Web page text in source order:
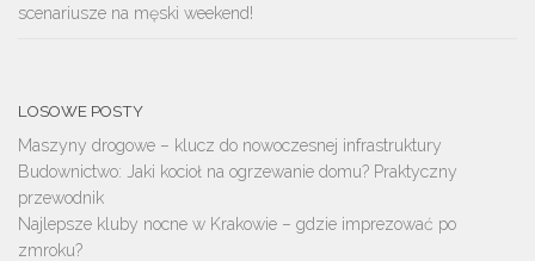
scenariusze na męski weekend!
LOSOWE POSTY
Maszyny drogowe – klucz do nowoczesnej infrastruktury
Budownictwo: Jaki kocioł na ogrzewanie domu? Praktyczny
przewodnik
Najlepsze kluby nocne w Krakowie – gdzie imprezować po
zmroku?